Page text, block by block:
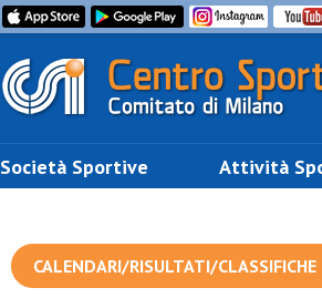
Società Sportive Attività
CALENDARI/RISULTATI/CLASSIFICHE